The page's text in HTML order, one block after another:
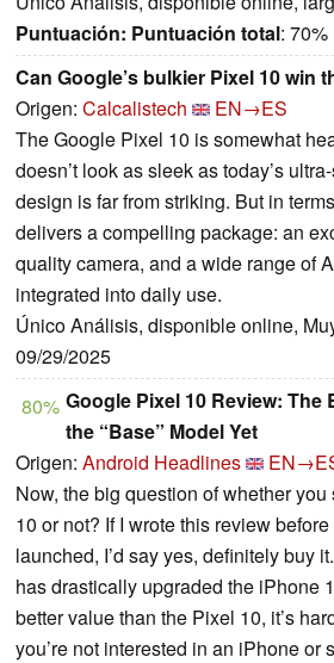
Puntuación: Puntuación total: 70%
Can Google’s bulkier Pixel 10 win
Origen: Calcalistech
EN→ES
The Google Pixel 10 is somewhat
doesn’t look as sleek as today’s
design is far from striking. But in
delivers a compelling package: an
quality camera, and a wide range of
integrated into daily use.
Único Análisis, disponible online,
09/29/2025
80% Google Pixel 10 Review: The
the “Base” Model Yet
Origen: Android Headlines
Now, the big question of whether
10 or not? If I wrote this review
launched, I’d say yes, definitely buy
has drastically upgraded the iPhone
better value than the Pixel 10, it’s
you’re not interested in an iPhone or